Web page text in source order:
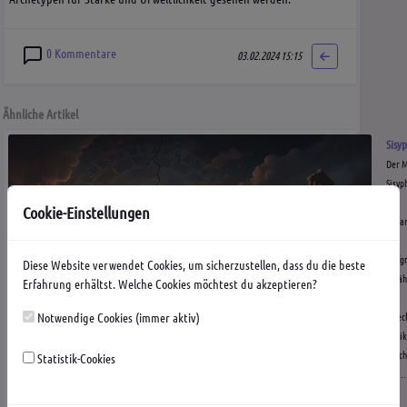
0 Kommentare 03.02.2024 15:15
Ähnliche Artikel
Der
Cookie-Einstellungen
Diese Website verwendet Cookies, um sicherzustellen, dass du die beste
Erfahrung erhältst. Welche Cookies möchtest du akzeptieren?
Notwendige Cookies (immer aktiv)
Statistik-Cookies